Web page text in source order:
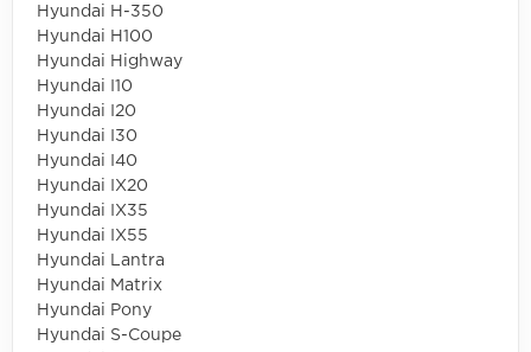
Hyundai H-350
Hyundai H100
Hyundai Highway
Hyundai I10
Hyundai I20
Hyundai I30
Hyundai I40
Hyundai IX20
Hyundai IX35
Hyundai IX55
Hyundai Lantra
Hyundai Matrix
Hyundai Pony
Hyundai S-Coupe